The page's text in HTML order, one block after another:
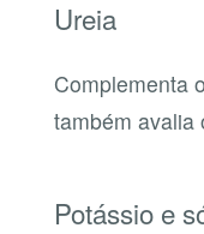
Ureia
Complementa
também avalia
Potássio e